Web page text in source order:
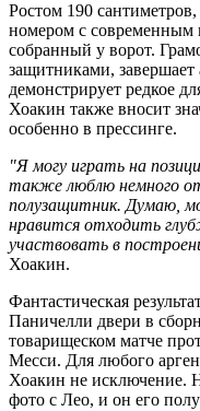
Ростом 190
номером с современным
собранный у ворот.
защитниками,
демонстрирует редкое
Хоакин также вносит
особенно в прессинге.
"Я могу играть на
также люблю немного
полузащитник. Думаю,
нравится отходить
участвовать в
Хоакин.
Фантастическая
Паничелли двери в
товарищеском матче
Месси. Для любого
Хоакин не исключение.
фото с Лео, и он его